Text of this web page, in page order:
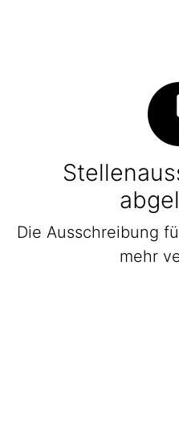
Die Ausschreibung
mehr